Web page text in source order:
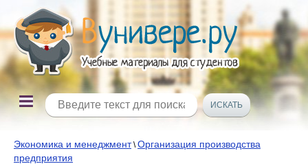
Экономика и менеджмент\Организация производства
предприятия